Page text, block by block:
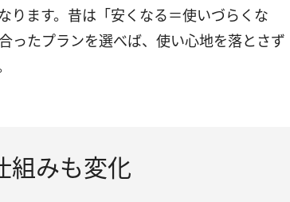
ります。昔は「安くなる＝使いづらくな
ったプランを選べば、使い心地を落とさず
組みも変化